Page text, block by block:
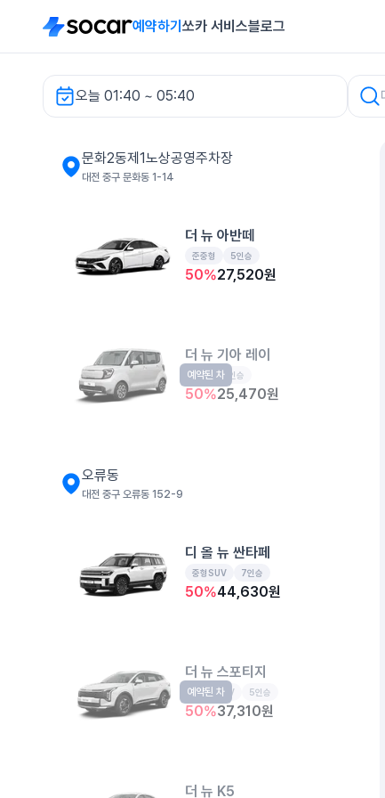
예약하기 쏘카 서비스블로그
오늘 01:40 ~ 05:40
문화2동제1노상공영주차장 렌터카
문화2동제1노상공영주차장
대전 중구 문화동 1-14
더 뉴 아반떼
준중형 5인승
50%27,520원
더 뉴 기아 레이
경형 5인승
50%25,470원
예약된 차
오류동
대전 중구 오류동 152-9
디 올 뉴 싼타페
중형SUV 7인승
50%44,630원
더 뉴 스포티지
준중형SUV 5인승
50%37,310원
예약된 차
더 뉴 K5